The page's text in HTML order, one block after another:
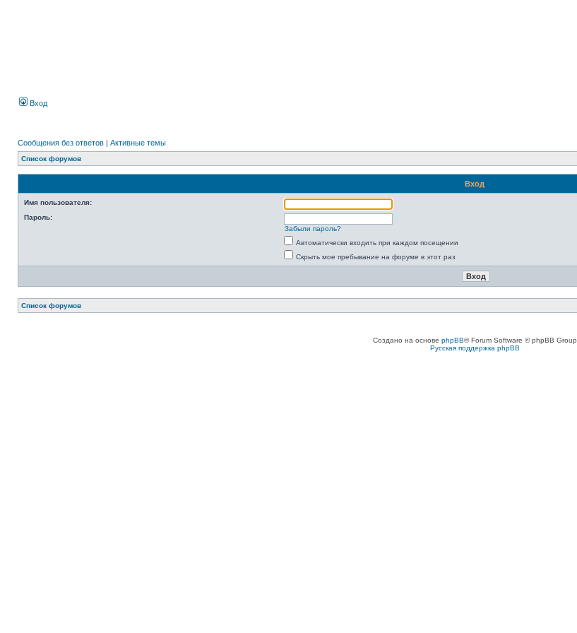
Вход
Сообщения без ответов | Активные темы
Список форумов
Вход
Имя пользователя:
Пароль:
Забыли пароль?
Автоматически входить при каждом посещении
Скрыть мое пребывание на форуме в этот раз
Список форумов
Создано на основе phpBB® Forum Software © phpBB Group
Русская поддержка phpBB